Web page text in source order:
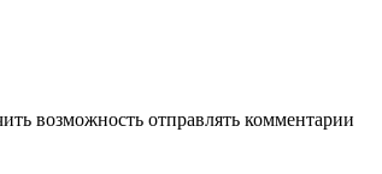
возможность отправлять комментарии